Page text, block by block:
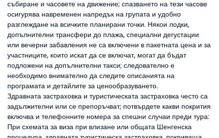
събиране и часовете на движение; спазването на тези часове
осигурява навременен напредък на групата и удобно
разглеждане на всичките планирани точки. Някои лодки,
допълнителни трансфери до плажа, специални дегустации
или вечерни забавления не са включени в пакетната цена и за
участниците, които искат да се включат, могат да бъдат
подложени на допълнителни такси; следователно е
необходимо внимателно да следите описанията на
програмата и детайлите за ценообразуването.
Здравната застраховка и туристическата застраховка често са
задължителни или се препоръчват; потвърдете какви покрития
включва и телефонните номера за спешни случаи преди тура:
При схемата за виза при влизане или общата Шенгенска